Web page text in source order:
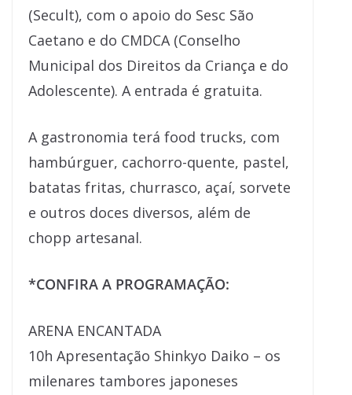
(Secult), com o apoio do Sesc São
Caetano e do CMDCA (Conselho
Municipal dos Direitos da Criança e do
Adolescente). A entrada é gratuita.
A gastronomia terá food trucks, com
hambúrguer, cachorro-quente, pastel,
batatas fritas, churrasco, açaí, sorvete
e outros doces diversos, além de
chopp artesanal.
*CONFIRA A PROGRAMAÇÃO:
ARENA ENCANTADA
10h Apresentação Shinkyo Daiko – os
milenares tambores japoneses